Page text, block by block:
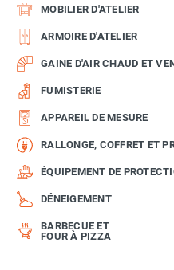
MOBILIER D'ATELIER
ARMOIRE D'ATELIER
GAINE D'AIR CHAUD ET
FUMISTERIE
APPAREIL DE MESURE
RALLONGE, COFFRET ET
ÉQUIPEMENT DE
DÉNEIGEMENT
BARBECUE ET
FOUR À PIZZA